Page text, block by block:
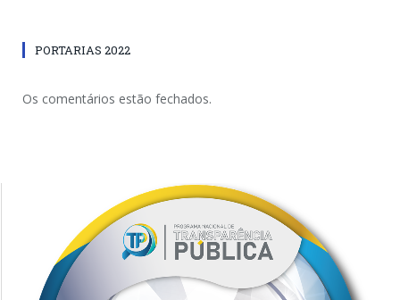
PORTARIAS 2022
Os comentários estão fechados.